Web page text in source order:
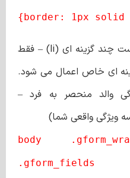
{border: 1px solid
مثال: مورد استاندارد لیست چند گزینه ‌ای (li) – فقط
‌ای خاص اعمال می‌ شود.
والد منحصر به فرد –
body
.gform_fields